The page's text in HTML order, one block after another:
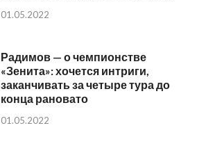
01.05.2022
Радимов — о чемпионстве
«Зенита»: хочется интриги,
заканчивать за четыре тура до
конца рановато
01.05.2022